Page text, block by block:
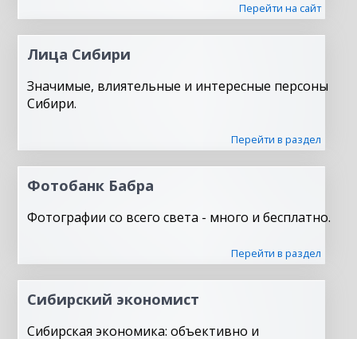
Перейти на сайт
Лица Сибири
Значимые, влиятельные и интересные персоны
Сибири.
Перейти в раздел
Фотобанк Бабра
Фотографии со всего света - много и бесплатно.
Перейти в раздел
Сибирский экономист
Сибирская экономика: объективно и